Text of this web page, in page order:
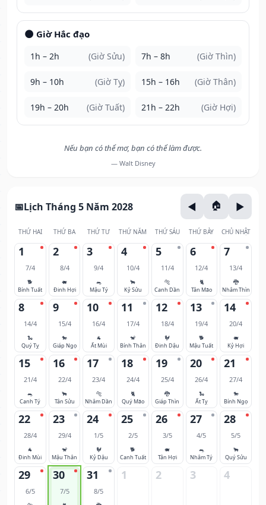
🌑 Giờ Hắc đạo
1h – 2h (Giờ Sửu) 7h – 8h (Giờ Thìn)
9h – 10h (Giờ Tỵ) 15h – 16h (Giờ Thân)
19h – 20h (Giờ Tuất) 21h – 22h (Giờ Hợi)
Nếu bạn có thể mơ, bạn có thể làm được.
— Walt Disney
Lịch Tháng 5 Năm 2028
THỨ HAI THỨ BA THỨ TƯ THỨ NĂM THỨ SÁU THỨ BẢY CHỦ NHẬT
1
7/4
🐕
Bính Tuất
2
8/4
🐖
Đinh Hợi
3
9/4
🐀
Mậu Tý
4
10/4
🐂
Kỷ Sửu
5
11/4
🐅
Canh Dần
6
12/4
🐈
Tân Mão
7
13/4
🐉
Nhâm Thìn
8
14/4
🐍
Quý Tỵ
9
15/4
🐎
Giáp Ngọ
10
16/4
🐐
Ất Mùi
11
17/4
🐒
Bính Thân
12
18/4
🐓
Đinh Dậu
13
19/4
🐕
Mậu Tuất
14
20/4
🐖
Kỷ Hợi
15
21/4
🐀
Canh Tý
16
22/4
🐂
Tân Sửu
17
23/4
🐅
Nhâm Dần
18
24/4
🐈
Quý Mão
19
25/4
🐉
Giáp Thìn
20
26/4
🐍
Ất Tỵ
21
27/4
🐎
Bính Ngọ
22
28/4
🐐
Đinh Mùi
23
29/4
🐒
Mậu Thân
24
1/5
🐓
Kỷ Dậu
25
2/5
🐕
Canh Tuất
26
3/5
🐖
Tân Hợi
27
4/5
🐀
Nhâm Tý
28
5/5
🐂
Quý Sửu
29
6/5
30
7/5
31
8/5
1 2 3 4